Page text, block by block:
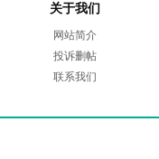
关于我们
网站简介
投诉删帖
联系我们